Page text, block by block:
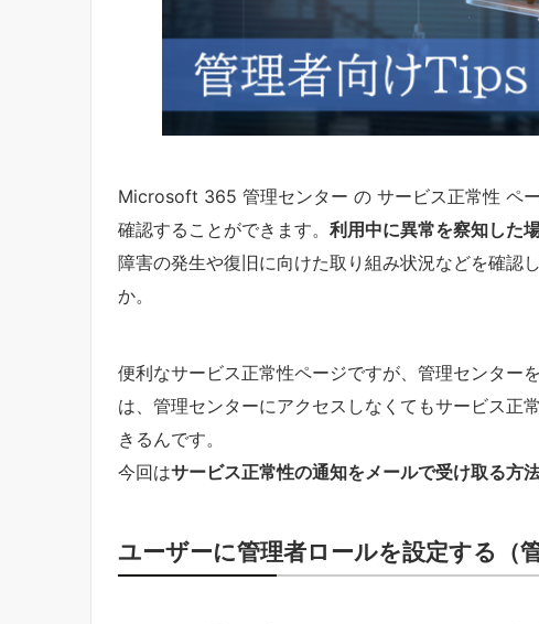
Microsoft 365 管理センター の サービス正常性 ペ
確認することができます。 利用中に異常を察知した
障害の発生や復旧に向けた取り組み状況などを確認
か。
便利なサービス正常性ページですが、管理センター
は、管理センターにアクセスしなくてもサービス正
きるんです。
今回はサービス正常性の通知をメールで受け取る方
ユーザーに管理者ロールを設定する（